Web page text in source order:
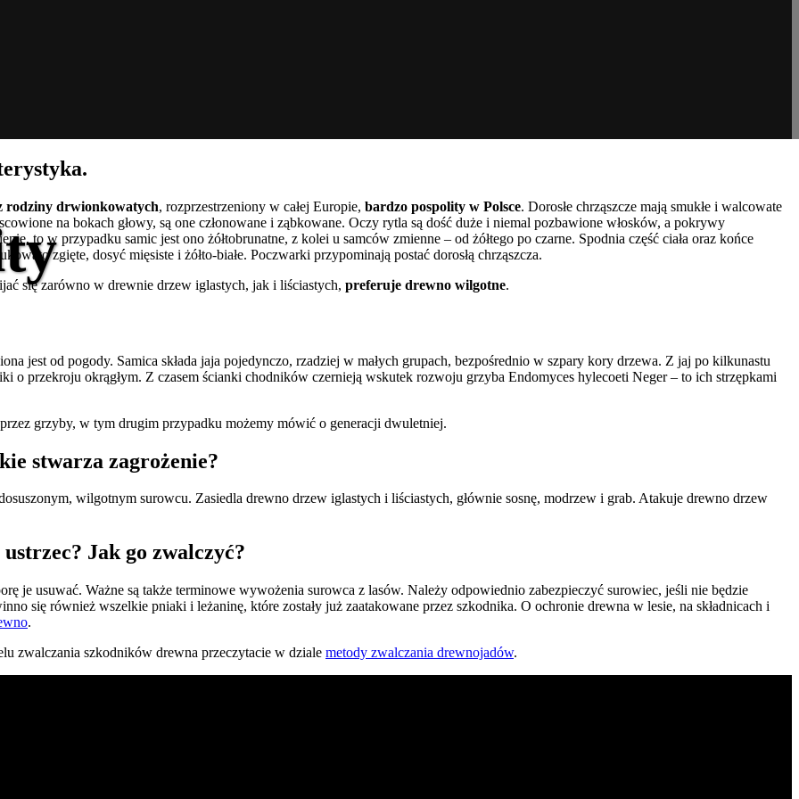
rodziny drwionkowatych, rozprzestrzeniony w całej Europie, bardzo pospolity w Polsce. Dorosłe chrząszcze mają smukłe i walcowate
na bokach głowy, są one członowane i ząbkowane. Oczy rytla są dość duże i niemal pozbawione włosków, a pokrywy
to w przypadku samic jest ono żółtobrunatne, z kolei u samców zmienne – od żółtego po czarne. Spodnia część ciała oraz końce
zgięte, dosyć mięsiste i żółto-białe. Poczwarki przypominają postać dorosłą chrząszcza.
się zarówno w drewnie drzew iglastych, jak i liściastych, preferuje drewno wilgotne.
jest od pogody. Samica składa jaja pojedynczo, rzadziej w małych grupach, bezpośrednio w szpary kory drzewa. Z jaj po kilkunastu
o przekroju okrągłym. Z czasem ścianki chodników czernieją wskutek rozwoju grzyba Endomyces hylecoeti Neger – to ich strzępkami
grzyby, w tym drugim przypadku możemy mówić o generacji dwuletniej.
stwarza zagrożenie?
wilgotnym surowcu. Zasiedla drewno drzew iglastych i liściastych, głównie sosnę, modrzew i grab. Atakuje drewno drzew
Jak go zwalczyć?
je usuwać. Ważne są także terminowe wywożenia surowca z lasów. Należy odpowiednio zabezpieczyć surowiec, jeśli nie będzie
się również wszelkie pniaki i leżaninę, które zostały już zaatakowane przez szkodnika. O ochronie drewna w lesie, na składnicach i
.
zwalczania szkodników drewna przeczytacie w dziale metody zwalczania drewnojadów.
Ratapest